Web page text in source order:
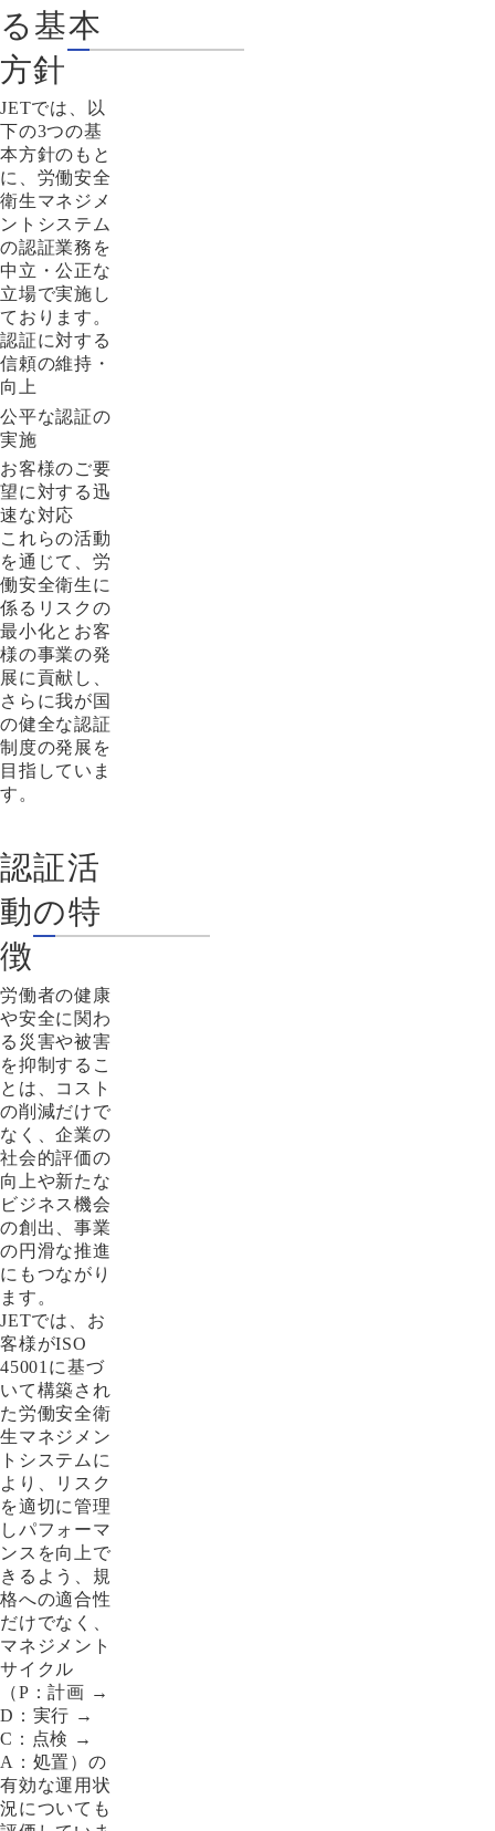
る基本
方針
JETでは、以
下の3つの基
本方針のもと
に、労働安全
衛生マネジメ
ントシステム
の認証業務を
中立・公正な
立場で実施し
ております。
認証に対する
信頼の維持・
向上
公平な認証の
実施
お客様のご要
望に対する迅
速な対応
これらの活動
を通じて、労
働安全衛生に
係るリスクの
最小化とお客
様の事業の発
展に貢献し、
さらに我が国
の健全な認証
制度の発展を
目指していま
す。
認証活
動の特
徴
労働者の健康
や安全に関わ
る災害や被害
を抑制するこ
とは、コスト
の削減だけで
なく、企業の
社会的評価の
向上や新たな
ビジネス機会
の創出、事業
の円滑な推進
にもつながり
ます。
JETでは、お
客様がISO
45001に基づ
いて構築され
た労働安全衛
生マネジメン
トシステムに
より、リスク
を適切に管理
しパフォーマ
ンスを向上で
きるよう、規
格への適合性
だけでなく、
マネジメント
サイクル
（P：計画 →
D：実行 →
C：点検 →
A：処置）の
有効な運用状
況についても